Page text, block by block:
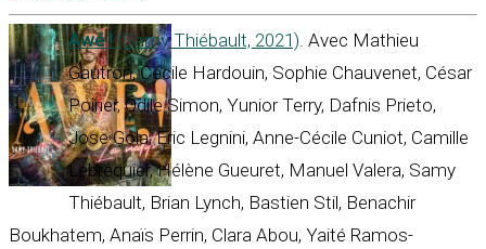
Awé !(Samy Thiébault, 2021). Avec Mathieu
Gautron, Cécile Hardouin, Sophie Chauvenet, César
Poirier, Odile Simon, Yunior Terry, Dafnis Prieto,
Jose Gola, Eric Legnini, Anne-Cécile Cuniot, Camille
Lebréquier, Hélène Gueuret, Manuel Valera, Samy
Thiébault, Brian Lynch, Bastien Stil, Benachir
Boukhatem, Anaïs Perrin, Clara Abou, Yaité Ramos-